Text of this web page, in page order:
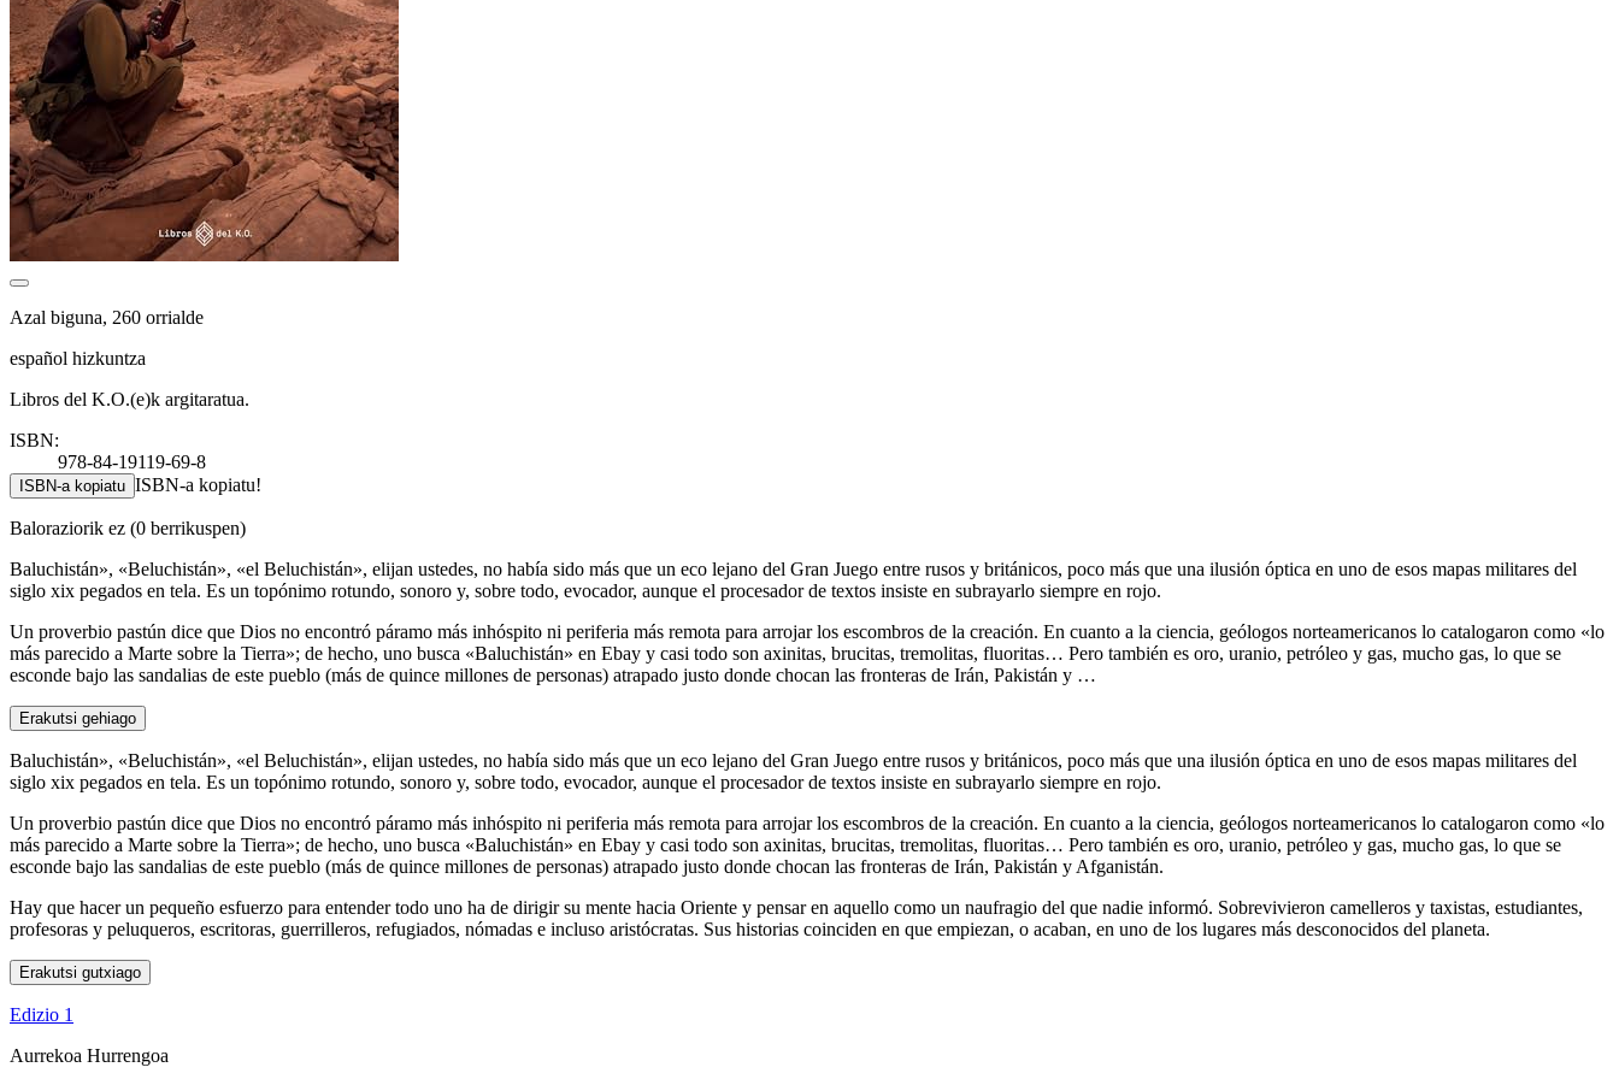
Azal biguna, 260 orrialde
español hizkuntza
Libros del K.O.(e)k argitaratua.
ISBN:
978-84-19119-69-8
ISBN-a kopiatu ISBN-a kopiatu!
Baloraziorik ez (0 berrikuspen)
Baluchistán», «Beluchistán», «el Beluchistán», elijan ustedes, no había sido más que un eco lejano del Gran Juego entre rusos y británicos, poco más que una ilusión óptica en uno de esos mapas militares del
siglo xix pegados en tela. Es un topónimo rotundo, sonoro y, sobre todo, evocador, aunque el procesador de textos insiste en subrayarlo siempre en rojo.
Un proverbio pastún dice que Dios no encontró páramo más inhóspito ni periferia más remota para arrojar los escombros de la creación. En cuanto a la ciencia, geólogos norteamericanos lo catalogaron como «lo
más parecido a Marte sobre la Tierra»; de hecho, uno busca «Baluchistán» en Ebay y casi todo son axinitas, brucitas, tremolitas, fluoritas… Pero también es oro, uranio, petróleo y gas, mucho gas, lo que se
esconde bajo las sandalias de este pueblo (más de quince millones de personas) atrapado justo donde chocan las fronteras de Irán, Pakistán y …
Erakutsi gehiago
Baluchistán», «Beluchistán», «el Beluchistán», elijan ustedes, no había sido más que un eco lejano del Gran Juego entre rusos y británicos, poco más que una ilusión óptica en uno de esos mapas militares del
siglo xix pegados en tela. Es un topónimo rotundo, sonoro y, sobre todo, evocador, aunque el procesador de textos insiste en subrayarlo siempre en rojo.
Un proverbio pastún dice que Dios no encontró páramo más inhóspito ni periferia más remota para arrojar los escombros de la creación. En cuanto a la ciencia, geólogos norteamericanos lo catalogaron como «lo
más parecido a Marte sobre la Tierra»; de hecho, uno busca «Baluchistán» en Ebay y casi todo son axinitas, brucitas, tremolitas, fluoritas… Pero también es oro, uranio, petróleo y gas, mucho gas, lo que se
esconde bajo las sandalias de este pueblo (más de quince millones de personas) atrapado justo donde chocan las fronteras de Irán, Pakistán y Afganistán.
Hay que hacer un pequeño esfuerzo para entender todo uno ha de dirigir su mente hacia Oriente y pensar en aquello como un naufragio del que nadie informó. Sobrevivieron camelleros y taxistas, estudiantes,
profesoras y peluqueros, escritoras, guerrilleros, refugiados, nómadas e incluso aristócratas. Sus historias coinciden en que empiezan, o acaban, en uno de los lugares más desconocidos del planeta.
Erakutsi gutxiago
Edizio 1
Aurrekoa Hurrengoa